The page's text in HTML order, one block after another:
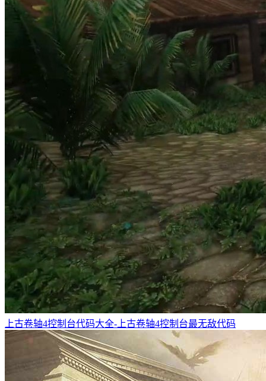
上古卷轴4控制台代码大全-上古卷轴4控制台最无敌代码